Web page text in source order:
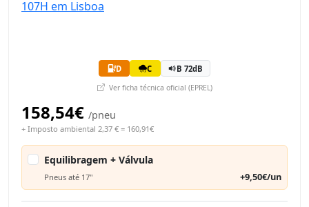
D C B 72dB
Ver ficha técnica oficial (EPREL)
158,54€ /pneu
+ Imposto ambiental 2,37 € = 160,91€
Equilibragem + Válvula
Pneus até 17" +9,50€/un